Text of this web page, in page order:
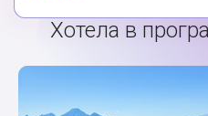
Хотела в